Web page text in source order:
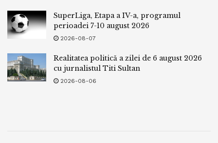
SuperLiga, Etapa a IV-a, programul
perioadei 7-10 august 2026
2026-08-07
Realitatea politică a zilei de 6 august 2026
cu jurnalistul Titi Sultan
2026-08-06